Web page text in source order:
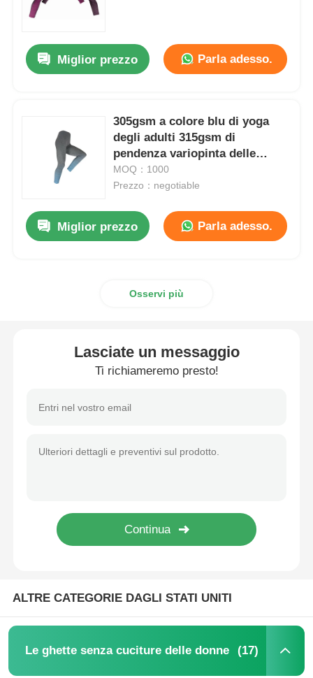
Prodotti
Circa noi
Miglior prezzo Parla adesso.
305gsm a colore blu di yoga
degli adulti 315gsm di
pendenza variopinta delle
ghette
MOQ：1000
Prezzo：negotiable
Miglior prezzo Parla adesso.
Osservi più
Lasciate un messaggio
Ti richiameremo presto!
ALTRE CATEGORIE DAGLI STATI UNITI
Le ghette senza cuciture delle donne (17)